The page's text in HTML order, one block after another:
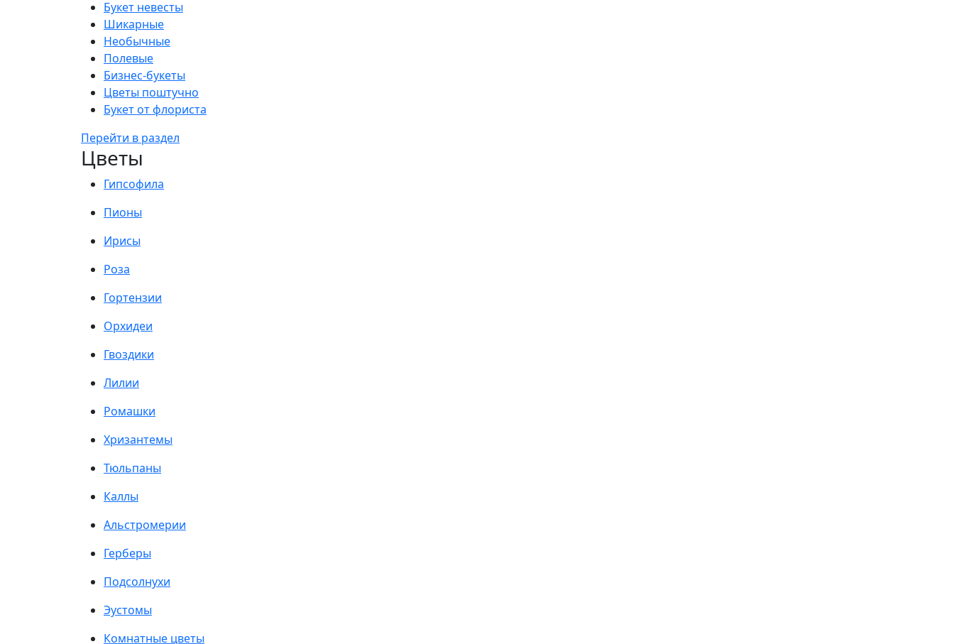
Букет невесты
Шикарные
Необычные
Полевые
Бизнес-букеты
Цветы поштучно
Букет от флориста
Перейти в раздел
Цветы
Гипсофила
Пионы
Ирисы
Роза
Гортензии
Орхидеи
Гвоздики
Лилии
Ромашки
Хризантемы
Тюльпаны
Каллы
Альстромерии
Герберы
Подсолнухи
Эустомы
Комнатные цветы